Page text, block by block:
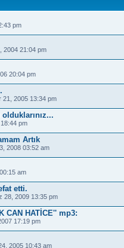
pm
2004 21:04 pm
20:04 pm
21, 2005 13:34 pm
olduklarınız...
pm
Artık
2008 03:52 am
am
etti.
28, 2009 13:35 pm
CAN HATİCE'' mp3:
17:19 pm
2005 10:43 am